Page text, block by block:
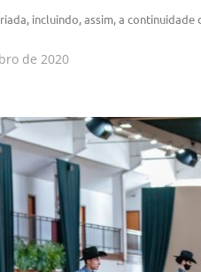
incluindo, assim, a continuidade
de 2020